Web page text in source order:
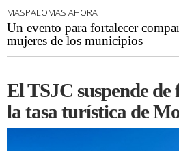
MASPALOMAS AHORA
Un evento para fortalecer
mujeres de los municipios
El TSJC suspende
la tasa turística de